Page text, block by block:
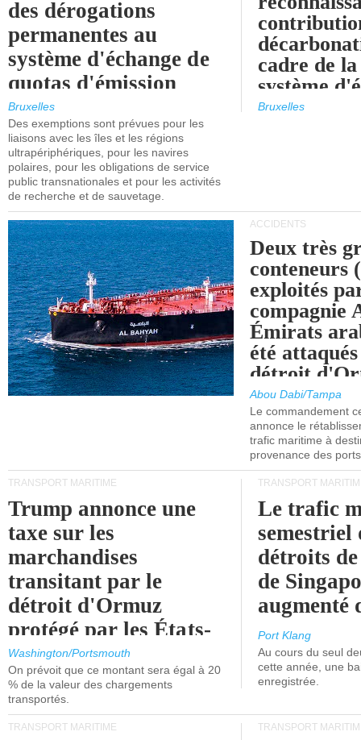
des dérogations
permanentes au
système d'échange de
quotas d'émission
maritimes de l'UE
après 2030.
Bruxelles
Des exemptions sont prévues pour les
liaisons avec les îles et les régions
ultrapériphériques, pour les navires
polaires, pour les obligations de service
public transnationales et pour les activités
de recherche et de sauvetage.
cadre de
système
quotas
Bruxelles
ACCIDENTS
Deux très
conteneurs
exploités
compagnie
Émirats
été
détroit
Abou Dabi/Tampa
Le commandement
annonce le
trafic maritime à
provenance des
TRANSPORT MARITIME
Trump annonce une
taxe sur les
marchandises
transitant par le
détroit d'Ormuz
protégé par les États-
Unis.
Washington/Portsmouth
On prévoit que ce montant sera égal à 20
% de la valeur des chargements
transportés.
TRANSPORT
Le trafic
semestriel
détroits
de
augmenté
Port Klang
Au cours du seul
cette année, une
enregistrée.
TRANSPORT MARITIME TRANSPORT